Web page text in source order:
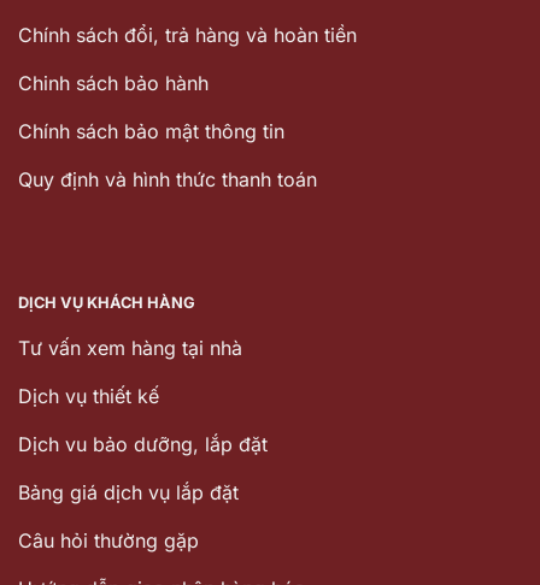
Chính sách đổi, trả hàng và hoàn tiền
Chinh sách bảo hành
Chính sách bảo mật thông tin
Quy định và hình thức thanh toán
DỊCH VỤ KHÁCH HÀNG
Tư vấn xem hàng tại nhà
Dịch vụ thiết kế
Dịch vu bảo dưỡng, lắp đặt
Bảng giá dịch vụ lắp đặt
Câu hỏi thường gặp